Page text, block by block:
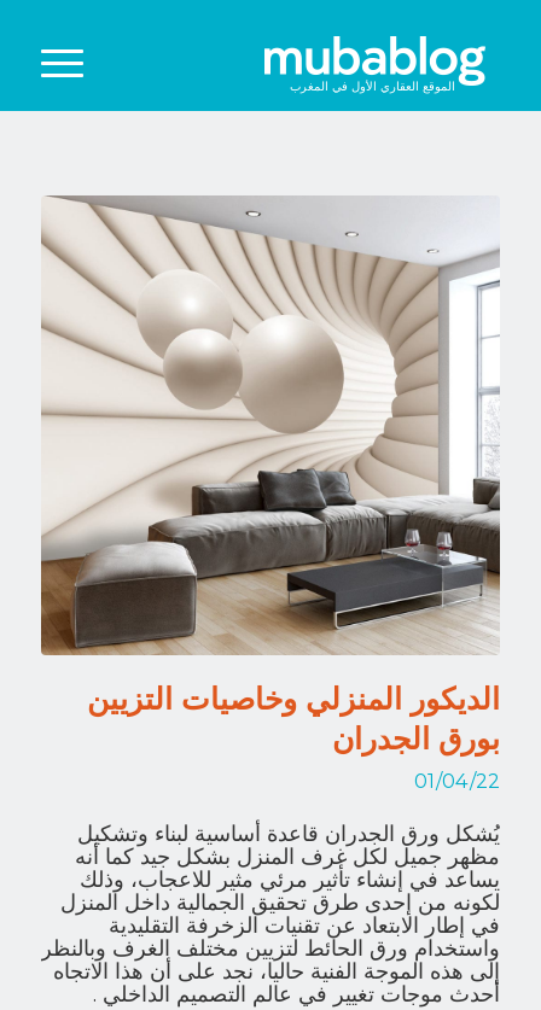
الموقع العقاري الأول في المغرب
الديكور المنزلي وخاصيات التزيين
بورق الجدران
01/04/22
يُشكل ورق الجدران قاعدة أساسية لبناء وتشكيل
مظهر جميل لكل غرف المنزل بشكل جيد كما أنه
يساعد في إنشاء تأثير مرئي مثير للاعجاب، وذلك
لكونه من إحدى طرق تحقيق الجمالية داخل المنزل
في إطار الابتعاد عن تقنيات الزخرفة التقليدية
واستخدام ورق الحائط لتزيين مختلف الغرف وبالنظر
إلى هذه الموجة الفنية حاليا، نجد على أن هذا الاتجاه
أحدث موجات تغيير في عالم التصميم الداخلي .